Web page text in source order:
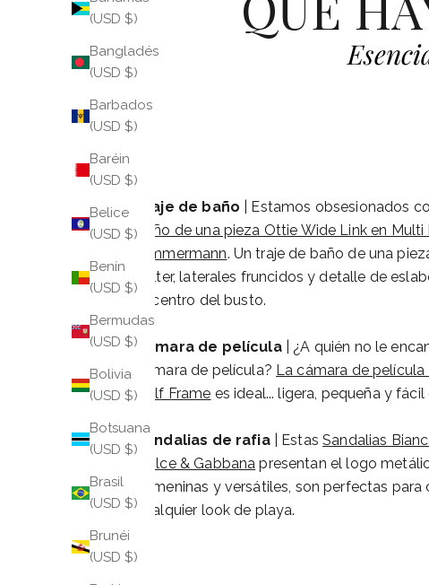
(USD $)
Bangladés
(USD $)
Barbados
(USD $)
Baréin
(USD $)
Belice
(USD $)
Benín
(USD $)
Bermudas
(USD $)
Bolivia
(USD $)
Botsuana
(USD $)
Brasil
(USD $)
Brunéi
(USD $)
Traje de baño | Estamos obsesionados
baño de una pieza Ottie Wide Link en Multi
Zimmermann. Un traje de baño de una
halter, laterales fruncidos y detalle de
el centro del busto.
Cámara de película
| ¿A quién no le
cámara de película? La cámara de
Half Frame es ideal... ligera, pequeña y fácil
Sandalias de rafia | EstasSandalias
Dolce & Gabbana presentan el logo
Femeninas y versátiles, son perfectas
cualquier look de playa.